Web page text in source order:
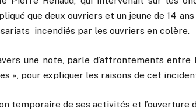
que deux ouvriers et un jeune de 14
incendiés par les ouvriers en colère.
une note, parle d’affrontements
», pour expliquer les raisons de cet
temporaire de ses activités et l’ouverture